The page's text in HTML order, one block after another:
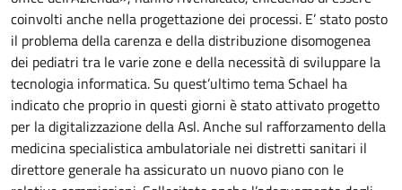
coinvolti anche nella progettazione dei processi. E’ stato posto
il problema della carenza e della distribuzione disomogenea
dei pediatri tra le varie zone e della necessità di sviluppare la
tecnologia informatica. Su quest’ultimo tema Schael ha
indicato che proprio in questi giorni è stato attivato progetto
per la digitalizzazione della Asl. Anche sul rafforzamento della
medicina specialistica ambulatoriale nei distretti sanitari il
direttore generale ha assicurato un nuovo piano con le